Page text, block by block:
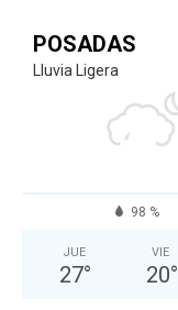
POSADAS
Lluvia Ligera
98 %
JUE
27°
VIE
20°